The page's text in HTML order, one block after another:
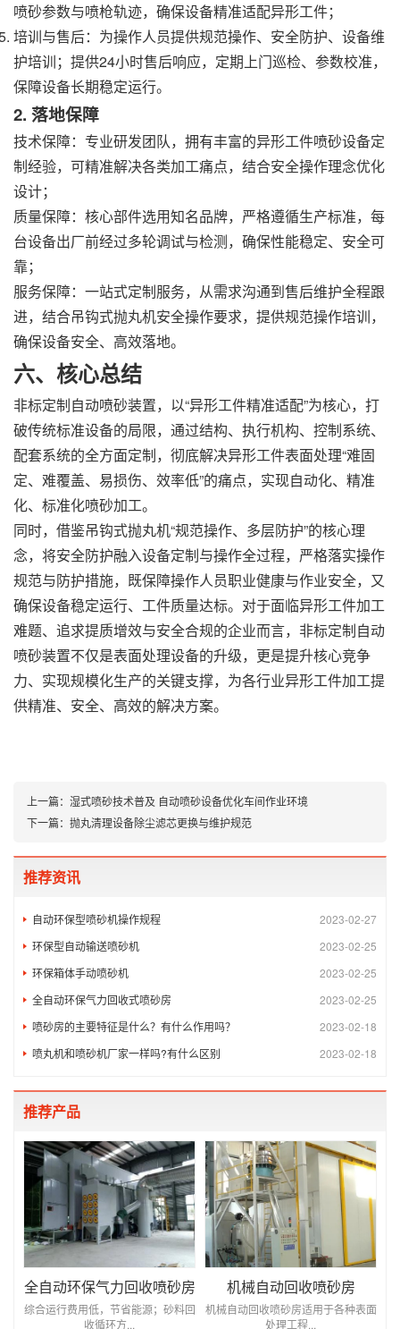
喷砂参数与喷枪轨迹，确保设备精准适配异形工件；
培训与售后：为操作人员提供规范操作、安全防护、设备维
护培训；提供24小时售后响应，定期上门巡检、参数校准，
保障设备长期稳定运行。
2. 落地保障
技术保障：专业研发团队，拥有丰富的异形工件喷砂设备定
制经验，可精准解决各类加工痛点，结合安全操作理念优化
设计；
质量保障：核心部件选用知名品牌，严格遵循生产标准，每
台设备出厂前经过多轮调试与检测，确保性能稳定、安全可
靠；
服务保障：一站式定制服务，从需求沟通到售后维护全程跟
进，结合吊钩式抛丸机安全操作要求，提供规范操作培训，
确保设备安全、高效落地。
六、核心总结
非标定制自动喷砂装置，以“异形工件精准适配”为核心，打
破传统标准设备的局限，通过结构、执行机构、控制系统、
配套系统的全方面定制，彻底解决异形工件表面处理“难固
定、难覆盖、易损伤、效率低”的痛点，实现自动化、精准
化、标准化喷砂加工。
同时，借鉴吊钩式抛丸机“规范操作、多层防护”的核心理
念，将安全防护融入设备定制与操作全过程，严格落实操作
规范与防护措施，既保障操作人员职业健康与作业安全，又
确保设备稳定运行、工件质量达标。对于面临异形工件加工
难题、追求提质增效与安全合规的企业而言，非标定制自动
喷砂装置不仅是表面处理设备的升级，更是提升核心竞争
力、实现规模化生产的关键支撑，为各行业异形工件加工提
供精准、安全、高效的解决方案。
上一篇： 湿式喷砂技术普及 自动喷砂设备优化车间作业环境
下一篇： 抛丸清理设备除尘滤芯更换与维护规范
推荐资讯
2023-02-27
自动环保型喷砂机操作规程
2023-02-25
环保型自动输送喷砂机
2023-02-25
环保箱体手动喷砂机
2023-02-25
全自动环保气力回收式喷砂房
2023-02-18
喷砂房的主要特征是什么？有什么作用吗？
2023-02-18
喷丸机和喷砂机厂家一样吗?有什么区别
推荐产品
全自动环保气力回收喷砂房
综合运行费用低，节省能源；砂料回
收循环方...
机械自动回收喷砂房
机械自动回收喷砂房适用于各种表面
处理工程...